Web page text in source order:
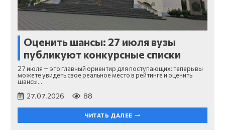
Оценить шансы: 27 июля вузы
публикуют конкурсные списки
27 июля — это главный ориентир для поступающих: теперь вы
можете увидеть свое реальное место в рейтинге и оценить
шансы…
27.07.2026 88
ЧИТАТЬ ДАЛЕЕ